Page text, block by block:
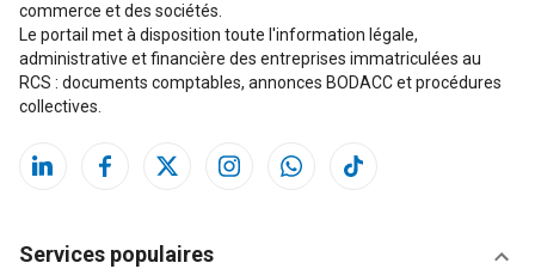
commerce et des sociétés.
Le portail met à disposition toute l'information légale,
administrative et financière des entreprises immatriculées au
RCS : documents comptables, annonces BODACC et procédures
collectives.
Services populaires